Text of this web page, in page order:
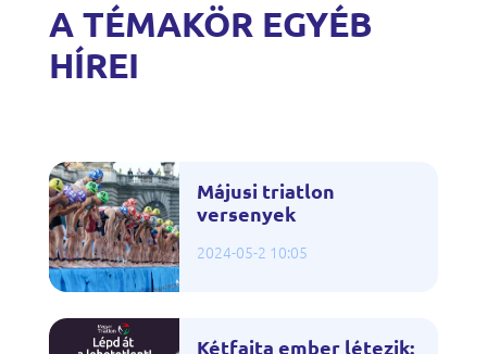
A TÉMAKÖR EGYÉB
HÍREI
Májusi triatlon
versenyek
2024-05-2 10:05
Kétfajta ember létezik: